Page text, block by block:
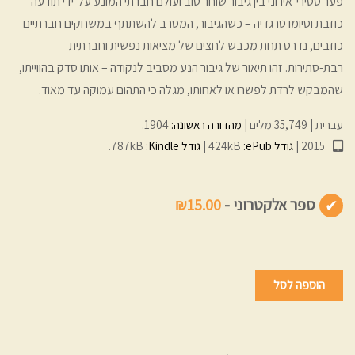
כוזבת וסיומו טרגדיה – כשהגיבור, המסרב להשתתף במשחקים חברתיים
כוזבים, נדרס תחת מכבש לחצים של מציאות נפשית וחברתית
רבת-סתירות. זהו תיאור של גיבור הנע מסביב לנקודה – אותו סדק בהווייתו,
שהמבקש לרדת לפשרו או לאחותו, מגלה כי התהום עמוקה עד מאוד.
עברית 35,749 מלים מהדורה ראשונה: 1904
2015 גודל ePub:‏ 424kB גודל Kindle:‏ 787kB
ספר אלקטרוני -₪15.00
הוספה לסל